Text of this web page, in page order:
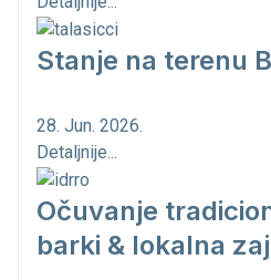
Stanje na terenu
28. Jun. 2026.
Detaljnije...
Očuvanje
barki & lokalna